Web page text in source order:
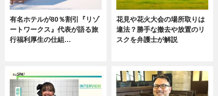
有名ホテルが80％割引『リゾ
ートワークス』代表が語る旅
行福利厚生の仕組…
花見や花火大会の場所取りは
違法？勝手な撤去や放置のリ
スクを弁護士が解説